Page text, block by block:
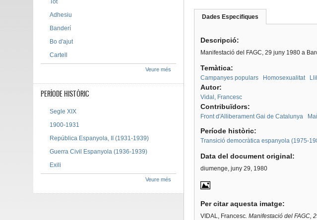
Dades Especifiques
activa)
Descripció:
Manifestació del FAGC, 29 juny 1980 a
Temàtica:
Campanyes populars Homosexualitat
Autor:
Vidal, Francesc
Contribuïdors:
Front d'Alliberament Gai de Catalunya
Període històric:
Transició democràtica espanyola (1975-
Data del document original:
diumenge, juny 29, 1980
Per citar aquesta imatge:
VIDAL, Francesc. Manifestació del FAGC,
Tot
Adhesiu
Banderí
Bo d'ajut
Cartell
Veure més
PERÍODE HISTÒRIC
Segle XIX
1900-1931
República Espanyola, II (1931-1939)
Guerra Civil Espanyola (1936-1939)
Exili
Veure més